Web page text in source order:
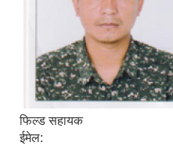
फिल्ड सहायक
ईमेल: